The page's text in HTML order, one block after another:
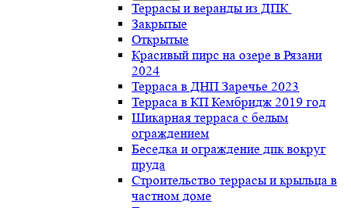
Террасы и веранды из ДПК
Закрытые
Открытые
Красивый пирс на озере в Рязани
2024
Терраса в ДНП Заречье 2023
Терраса в КП Кембридж 2019 год
Шикарная терраса с белым
ограждением
Беседка и ограждение дпк вокруг
пруда
Строительство террасы и крыльца в
частном доме